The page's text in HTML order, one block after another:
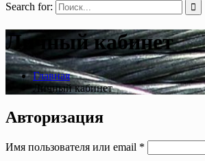
Search for:
Личный кабинет
Главная
Личный кабинет
Авторизация
Имя пользователя или email *